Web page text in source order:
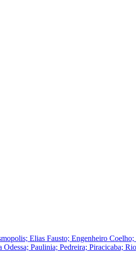
Elias Fausto; Engenheiro
Paulinia; Pedreira; Piracicaba;